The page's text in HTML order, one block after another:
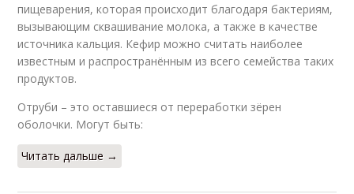
пищеварения, которая происходит благодаря бактериям,
вызывающим сквашивание молока, а также в качестве
источника кальция. Кефир можно считать наиболее
известным и распространённым из всего семейства таких
продуктов.
Отруби – это оставшиеся от переработки зёрен
оболочки. Могут быть:
Читать дальше →